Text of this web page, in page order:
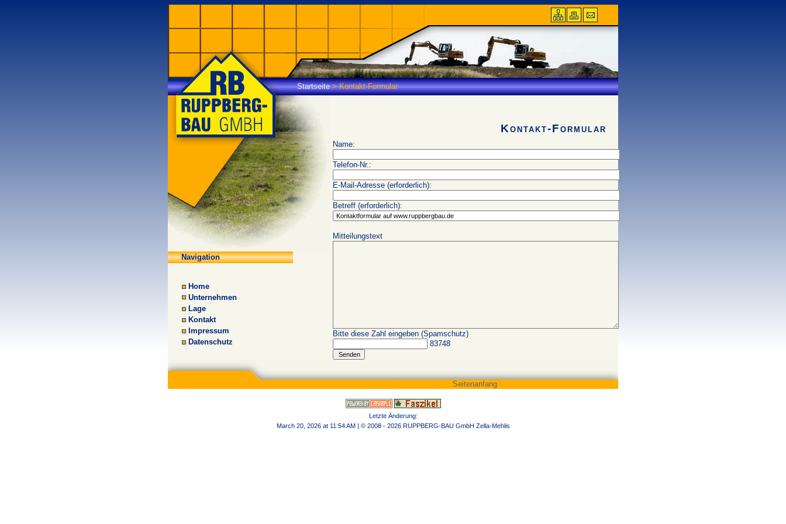
Startseite>Kontakt-Formular
Navigation
Home
Unternehmen
Lage
Kontakt
Impressum
Datenschutz
Kontakt-Formular
Name:
Telefon-Nr.:
E-Mail-Adresse (erforderlich):
Betreff (erforderlich):
Mitteilungstext
Bitte diese Zahl eingeben (Spamschutz)
83748
Seitenanfang
Letzte Änderung:
March 20, 2026 at 11:54 AM| © 2008 - 2026 RUPPBERG-BAU GmbH Zella-Mehlis